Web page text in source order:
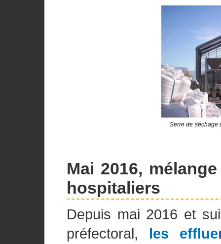
Serre de séchage
Mai 2016,
hospitaliers
Depuis mai 2016 et
préfectoral, les